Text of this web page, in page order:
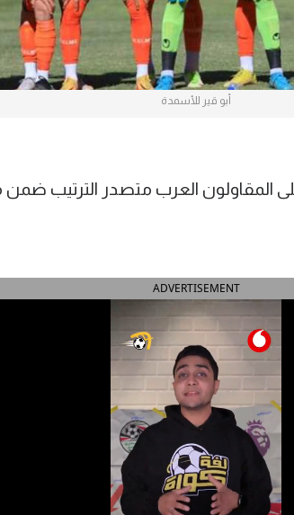
أبو قير للأسمدة
ADVERTISEMENT